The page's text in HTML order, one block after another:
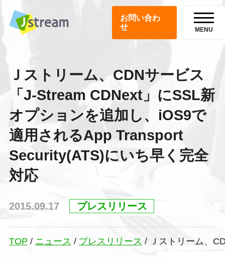
お問い合わ
せ
MENU
Ｊストリーム、CDNサービス
「J-Stream CDNext」にSSL新
オプションを追加し、iOS9で
適用されるApp Transport
Security(ATS)にいち早く完全
対応
2015.09.17 プレスリリース
TOP / ニュース / プレスリリース / Ｊストリーム、